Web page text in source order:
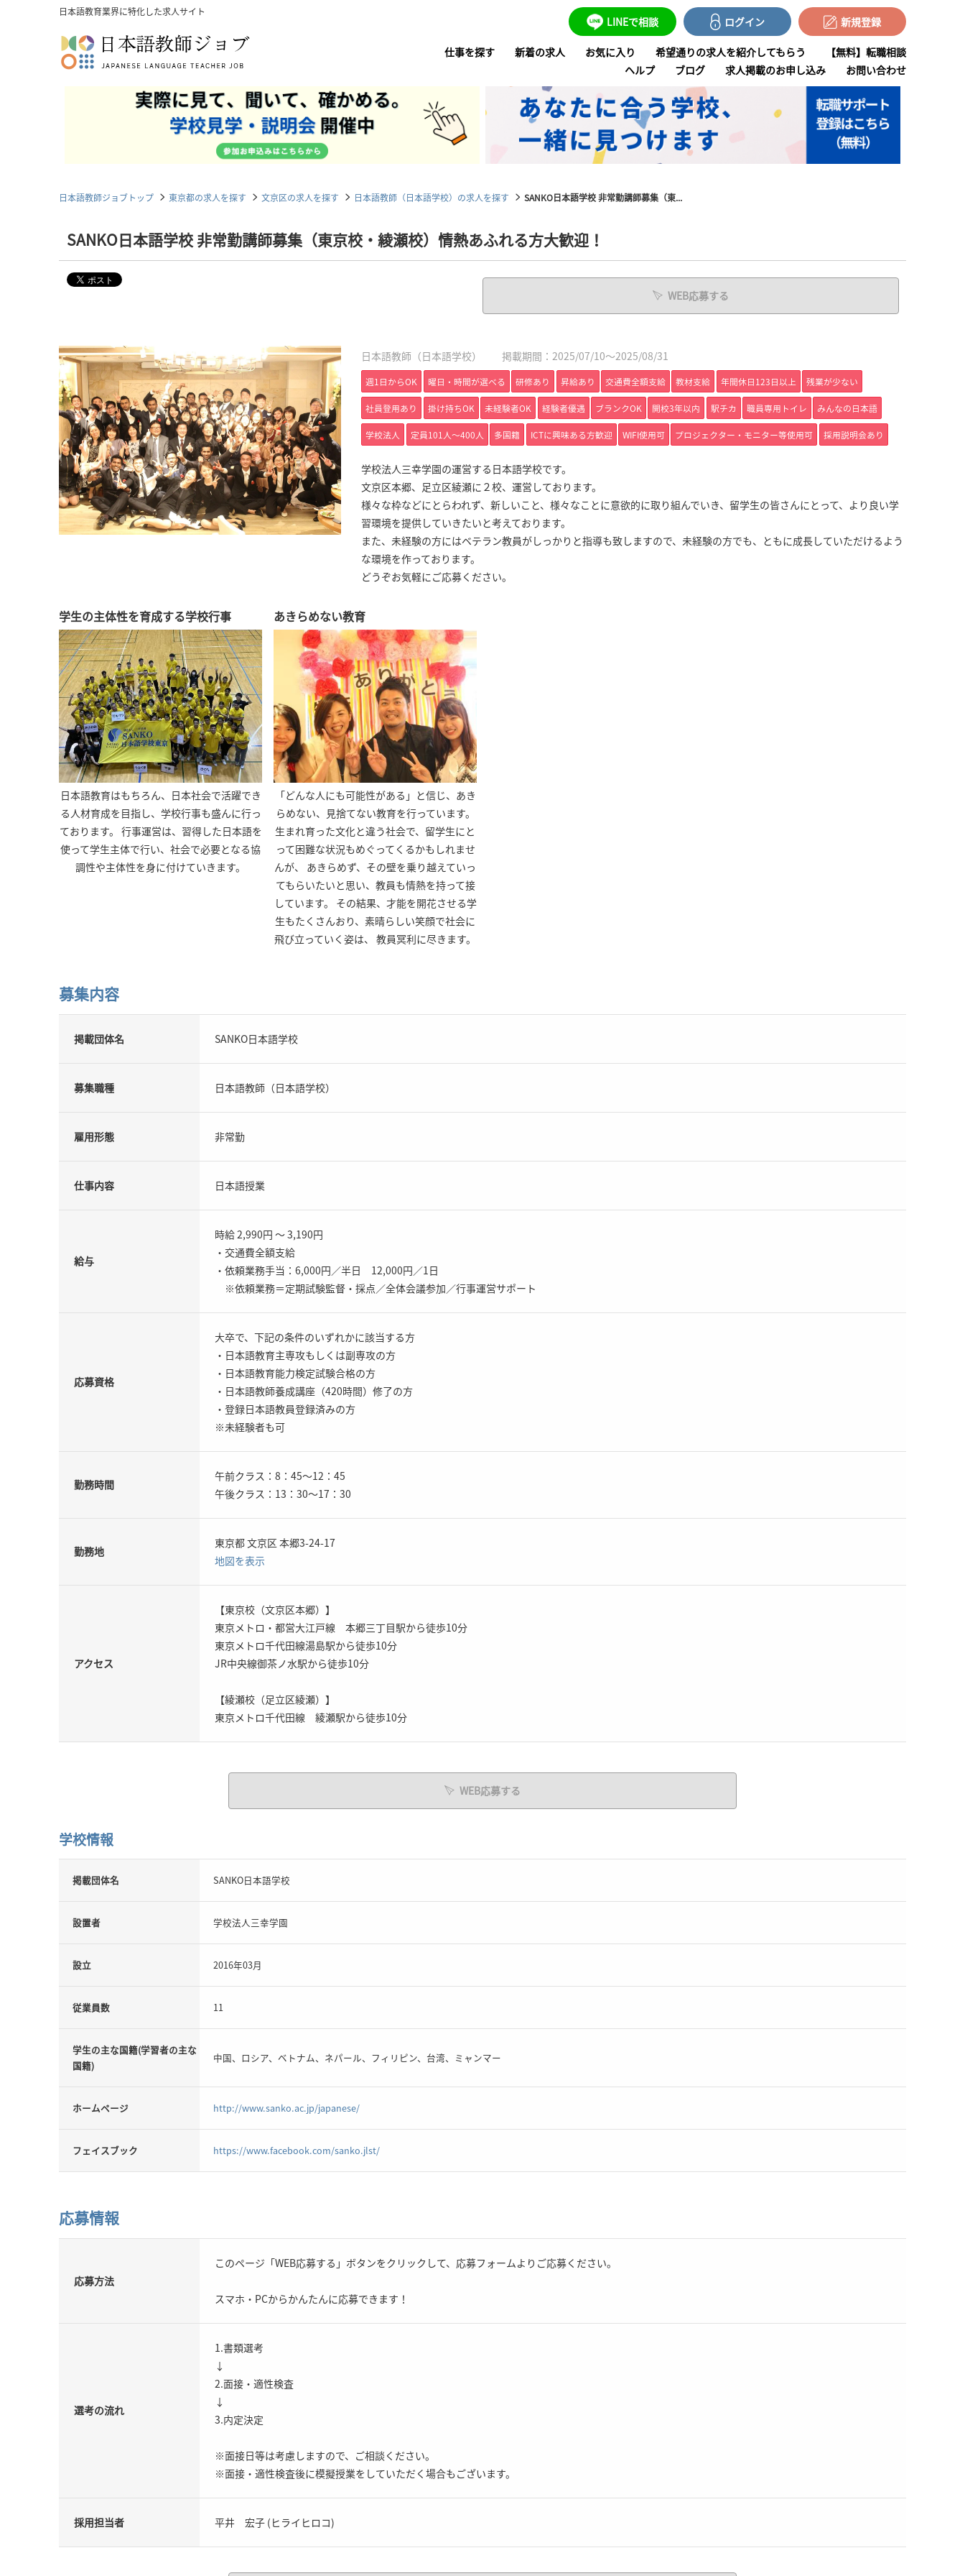
日本語教育業界に特化した求人サイト
LINEで相談 ログイン 新規登録
仕事を探す 新着の求人 お気に入り 希望通りの求人を紹介してもらう
【無料】転職相談
ヘルプ
ブログ 求人掲載のお申し込み お問い合わせ
日本語教師ジョブトップ 東京都の求人を探す 文京区の求人を探す 日本語教師（日本語学校）の求人を探す SANKO日本語学校 非常勤講師募集（東...
SANKO日本語学校 非常勤講師募集（東京校・綾瀬校）情熱あふれる方大歓迎！
WEB応募する
日本語教師（日本語学校） 掲載期間：2025/07/10～2025/08/31
週1日からOK 曜日・時間が選べる 研修あり 昇給あり 交通費全額支給 教材支給 年間休日123日以上 残業が少ない
社員登用あり 掛け持ちOK 未経験者OK 経験者優遇 ブランクOK 開校3年以内 駅チカ 職員専用トイレ みんなの日本語
学校法人 定員101人〜400人 多国籍 ICTに興味ある方歓迎 WIFI使用可 プロジェクター・モニター等使用可 採用説明会あり
学校法人三幸学園の運営する日本語学校です。
文京区本郷、足立区綾瀬に２校、運営しております。
様々な枠などにとらわれず、新しいこと、様々なことに意欲的に取り組んでいき、留学生の皆さんにとって、より良い学
習環境を提供していきたいと考えております。
また、未経験の方にはベテラン教員がしっかりと指導も致しますので、未経験の方でも、ともに成長していただけるよう
な環境を作っております。
どうぞお気軽にご応募ください。
学生の主体性を育成する学校行事
日本語教育はもちろん、日本社会で活躍でき
る人材育成を目指し、学校行事も盛んに行っ
ております。 行事運営は、習得した日本語を
使って学生主体で行い、社会で必要となる協
調性や主体性を身に付けていきます。
あきらめない教育
「どんな人にも可能性がある」と信じ、あき
らめない、見捨てない教育を行っています。
生まれ育った文化と違う社会で、留学生にと
って困難な状況もめぐってくるかもしれませ
んが、 あきらめず、その壁を乗り越えていっ
てもらいたいと思い、教員も情熱を持って接
しています。 その結果、才能を開花させる学
生もたくさんおり、素晴らしい笑顔で社会に
飛び立っていく姿は、 教員冥利に尽きます。
募集内容
掲載団体名 SANKO日本語学校
募集職種 日本語教師（日本語学校）
雇用形態 非常勤
仕事内容 日本語授業
給与
時給 2,990円 ～ 3,190円
・交通費全額支給
・依頼業務手当：6,000円／半日 12,000円／1日
※依頼業務＝定期試験監督・採点／全体会議参加／行事運営サポート
応募資格
大卒で、下記の条件のいずれかに該当する方
・日本語教育主専攻もしくは副専攻の方
・日本語教育能力検定試験合格の方
・日本語教師養成講座（420時間）修了の方
・登録日本語教員登録済みの方
※未経験者も可
勤務時間
午前クラス：8：45～12：45
午後クラス：13：30～17：30
勤務地
東京都 文京区 本郷3-24-17
地図を表示
アクセス
【東京校（文京区本郷）】
東京メトロ・都営大江戸線 本郷三丁目駅から徒歩10分
東京メトロ千代田線湯島駅から徒歩10分
JR中央線御茶ノ水駅から徒歩10分
【綾瀬校（足立区綾瀬）】
東京メトロ千代田線 綾瀬駅から徒歩10分
WEB応募する
学校情報
掲載団体名 SANKO日本語学校
設置者 学校法人三幸学園
設立 2016年03月
従業員数 11
学生の主な国籍(学習者の主な
国籍)
中国、ロシア、ベトナム、ネパール、フィリピン、台湾、ミャンマー
ホームページ http://www.sanko.ac.jp/japanese/
フェイスブック https://www.facebook.com/sanko.jlst/
応募情報
応募方法
このページ「WEB応募する」ボタンをクリックして、応募フォームよりご応募ください。
スマホ・PCからかんたんに応募できます！
選考の流れ
1.書類選考
↓
2.面接・適性検査
↓
3.内定決定
※面接日等は考慮しますので、ご相談ください。
※面接・適性検査後に模擬授業をしていただく場合もございます。
採用担当者 平井 宏子 (ヒライヒロコ)